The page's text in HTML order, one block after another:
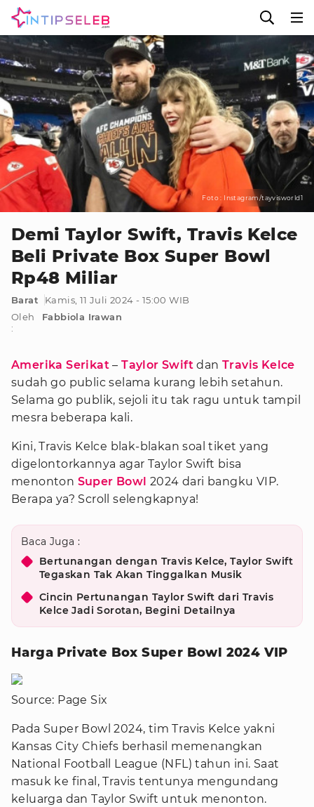
Foto : Instagram/tayvisworld1
Demi Taylor Swift, Travis Kelce
Beli Private Box Super Bowl
Rp48 Miliar
Barat
Kamis, 11 Juli 2024 - 15:00 WIB
Oleh
:
Fabbiola Irawan
Amerika Serikat –Taylor Swift danTravis Kelce
sudah go public selama kurang lebih setahun.
Selama go publik, sejoli itu tak ragu untuk tampil
mesra beberapa kali.
Kini, Travis Kelce blak-blakan soal tiket yang
digelontorkannya agar Taylor Swift bisa
menonton Super Bowl 2024 dari bangku VIP.
Berapa ya? Scroll selengkapnya!
Baca Juga :
Bertunangan dengan Travis Kelce, Taylor Swift
Tegaskan Tak Akan Tinggalkan Musik
Cincin Pertunangan Taylor Swift dari Travis
Kelce Jadi Sorotan, Begini Detailnya
Harga Private Box Super Bowl 2024 VIP
Source: Page Six
Pada Super Bowl 2024, tim Travis Kelce yakni
Kansas City Chiefs berhasil memenangkan
National Football League (NFL) tahun ini. Saat
masuk ke final, Travis tentunya mengundang
keluarga dan Taylor Swift untuk menonton.